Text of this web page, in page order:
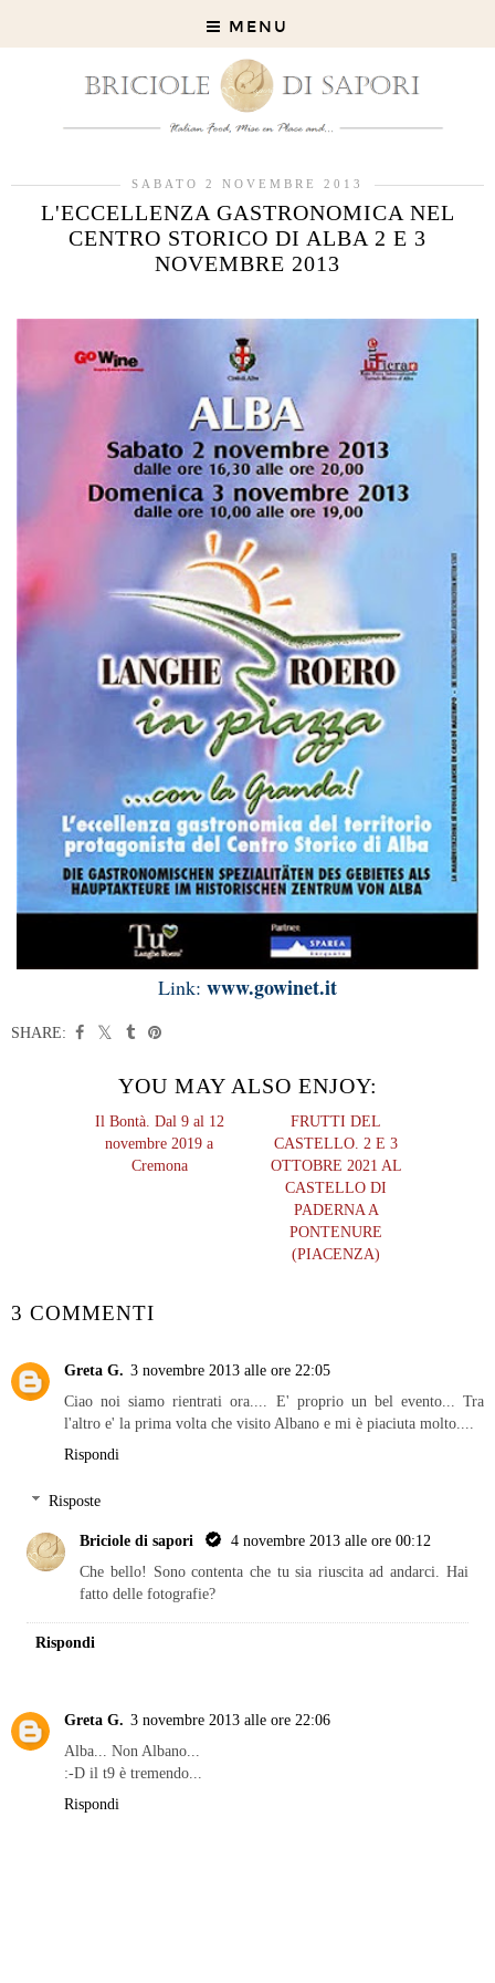
MENU
SABATO 2 NOVEMBRE 2013
L'ECCELLENZA GASTRONOMICA NEL
CENTRO STORICO DI ALBA 2 E 3
NOVEMBRE 2013
Link: www.gowinet.it
SHARE:
YOU MAY ALSO ENJOY:
Il Bontà. Dal 9 al 12
novembre 2019 a
Cremona
FRUTTI DEL
CASTELLO. 2 E 3
OTTOBRE 2021 AL
CASTELLO DI
PADERNA A
PONTENURE
(PIACENZA)
3 COMMENTI
Greta G. 3 novembre 2013 alle ore 22:05
Ciao noi siamo rientrati ora.... E' proprio un bel evento... Tra
l'altro e' la prima volta che visito Albano e mi è piaciuta molto....
Rispondi
Risposte
Briciole di sapori
4 novembre 2013 alle ore 00:12
Che bello! Sono contenta che tu sia riuscita ad andarci. Hai
fatto delle fotografie?
Rispondi
Greta G. 3 novembre 2013 alle ore 22:06
Alba... Non Albano...
:-D il t9 è tremendo...
Rispondi